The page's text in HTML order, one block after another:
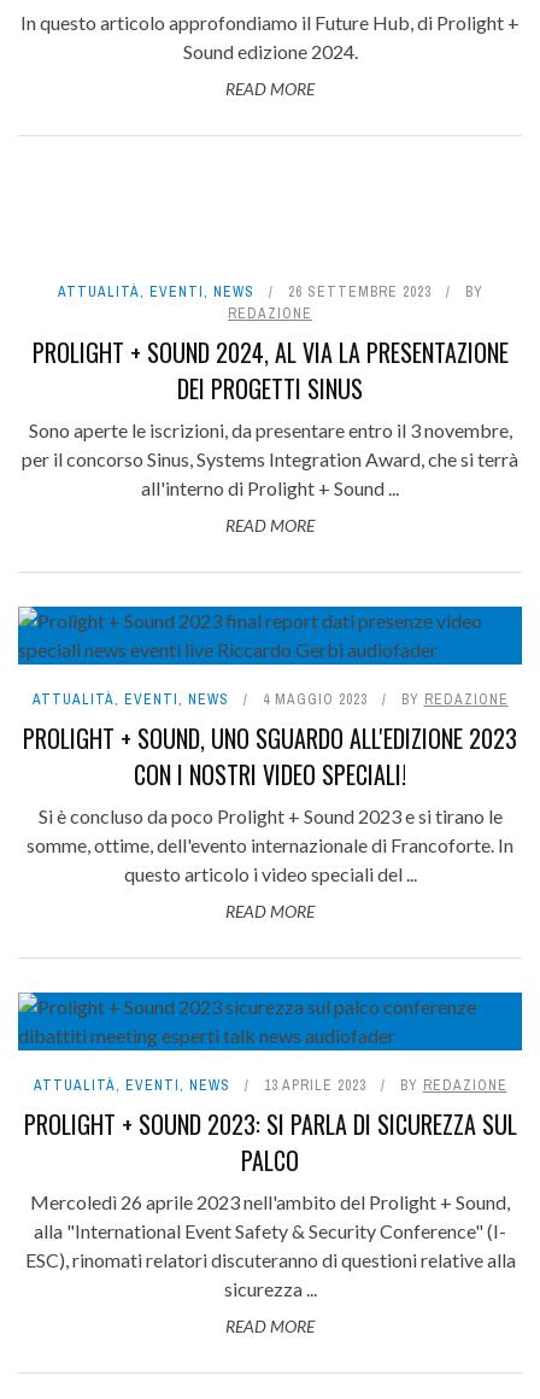
In questo articolo approfondiamo il Future Hub, di Prolight +
Sound edizione 2024.
READ MORE
ATTUALITÀ, EVENTI, NEWS 26 SETTEMBRE 2023
BY
REDAZIONE
PROLIGHT + SOUND 2024, AL VIA LA PRESENTAZIONE
DEI PROGETTI SINUS
Sono aperte le iscrizioni, da presentare entro il 3 novembre,
per il concorso Sinus, Systems Integration Award, che si terrà
all'interno di Prolight + Sound ...
READ MORE
ATTUALITÀ, EVENTI, NEWS 4 MAGGIO 2023 BY REDAZIONE
PROLIGHT + SOUND, UNO SGUARDO ALL'EDIZIONE 2023
CON I NOSTRI VIDEO SPECIALI!
Si è concluso da poco Prolight + Sound 2023 e si tirano le
somme, ottime, dell'evento internazionale di Francoforte. In
questo articolo i video speciali del ...
READ MORE
ATTUALITÀ, EVENTI, NEWS 13 APRILE 2023 BY REDAZIONE
PROLIGHT + SOUND 2023: SI PARLA DI SICUREZZA SUL
PALCO
Mercoledì 26 aprile 2023 nell'ambito del Prolight + Sound,
alla "International Event Safety & Security Conference" (I-
ESC), rinomati relatori discuteranno di questioni relative alla
sicurezza ...
READ MORE